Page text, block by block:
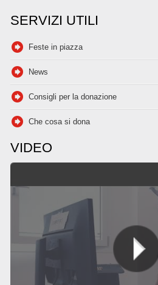
SERVIZI UTILI
Feste in piazza
News
Consigli per la donazione
Che cosa si dona
VIDEO